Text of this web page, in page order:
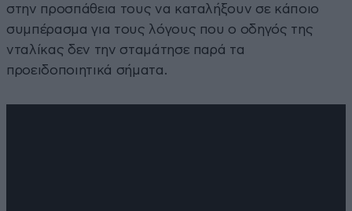
στην προσπάθεια τους να καταλήξουν σε κάποιο
συμπέρασμα για τους λόγους που ο οδηγός της
νταλίκας δεν την σταμάτησε παρά τα
προειδοποιητικά σήματα.